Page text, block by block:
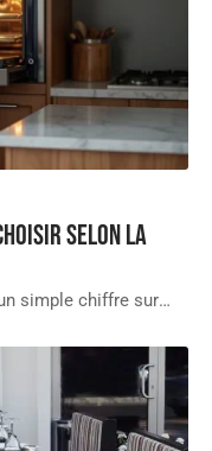
selon la
simple chiffre sur…